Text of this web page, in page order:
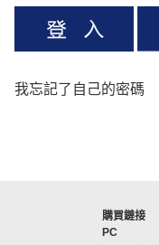
我忘記了自己的密碼
購買鏈接
PC